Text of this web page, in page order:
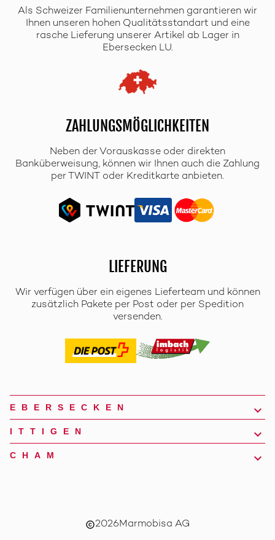
Als Schweizer Familienunternehmen garantieren wir
Ihnen unseren hohen Qualitätsstandart und eine
rasche Lieferung unserer Artikel ab Lager in
Ebersecken LU.
ZAHLUNGSMÖGLICHKEITEN
Neben der Vorauskasse oder direkten
Banküberweisung, können wir Ihnen auch die Zahlung
per TWINT oder Kreditkarte anbieten.
LIEFERUNG
Wir verfügen über ein eigenes Lieferteam und können
zusätzlich Pakete per Post oder per Spedition
versenden.
EBERSECKEN
ITTIGEN
CHAM
copyright2026Marmobisa AG